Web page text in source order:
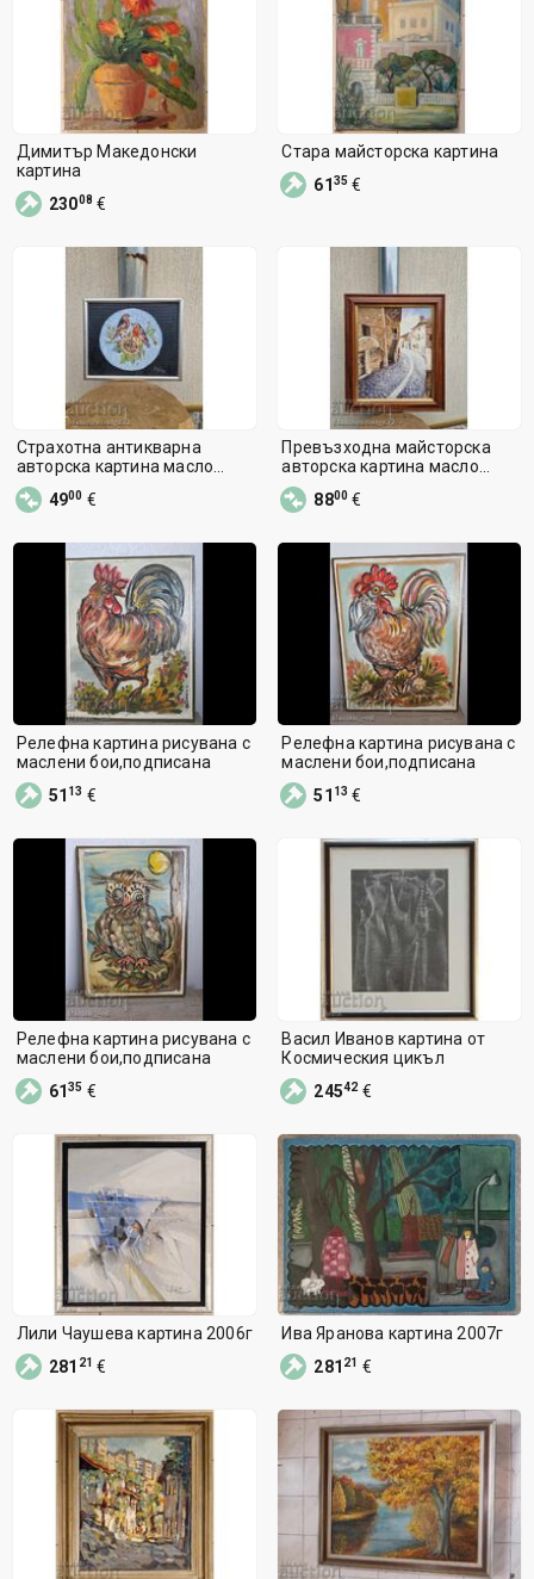
Димитър Македонски
картина
23008 €
Стара майсторска картина
6135 €
Страхотна антикварна
авторска картина масло
върху фазер
4900 €
Превъзходна майсторска
авторска картина масло
платно
8800 €
Релефна картина рисувана с
маслени бои,подписана
51 13 €
Релефна картина рисувана с
маслени бои,подписана
51 13 €
Релефна картина рисувана с
маслени бои,подписана
6135 €
Васил Иванов картина от
Космическия цикъл
24542€
Лили Чаушева картина 2006г
281 21 €
Ива Яранова картина 2007г
281 21 €